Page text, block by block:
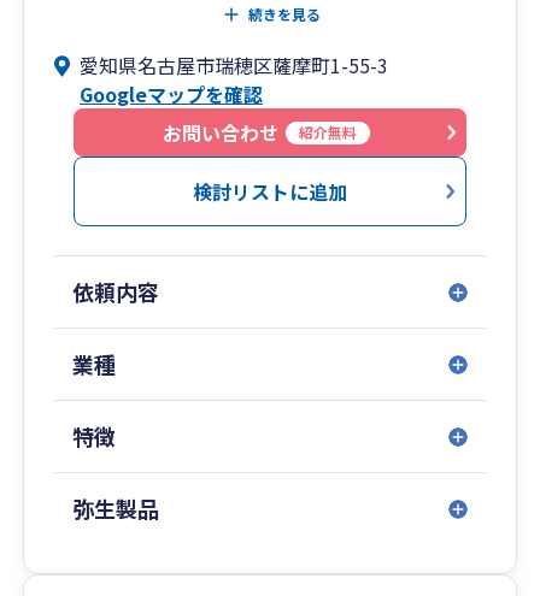
当事務所では、単に作業として申告書を作成する
のではなく、お客様の状況や将来を見据えたご提
案を重視しております。
お客様の規模や業種を問わず、的確かつ柔軟に対
応できる専門知識と体制を整え、それぞれのニー
続きを見る
愛知県名古屋市瑞穂区薩摩町1-55-3
Googleマップを確認
お問い合わせ
紹介無料
検討リストに追加
依頼内容
業種
特徴
弥生製品